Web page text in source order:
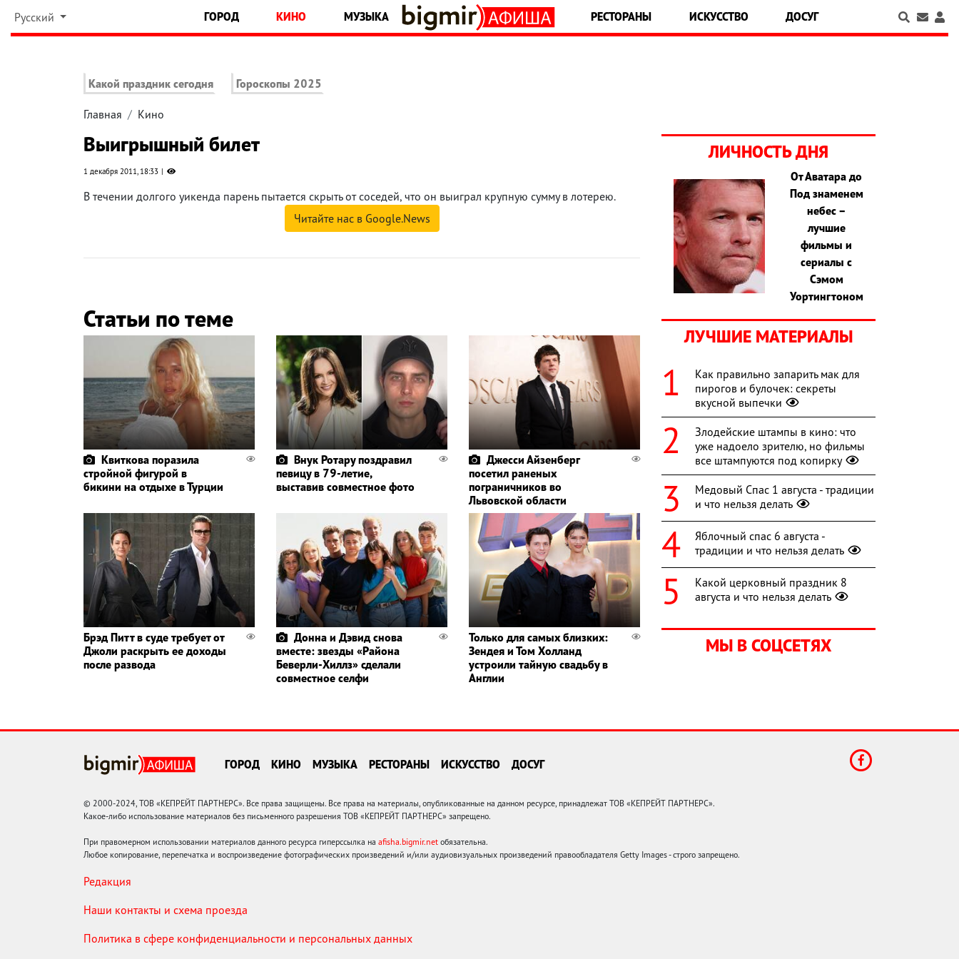
Русский ГОРОД КИНО МУЗЫКА РЕСТОРАНЫ ИСКУССТВО ДОСУГ
Какой праздник сегодня Гороскопы 2025
Главная Кино
Выигрышный билет
1 декабря 2011, 18:33
В течении долгого уикенда парень пытается скрыть от соседей, что он выиграл крупную сумму в лотерею.
Читайте нас в Google.News
Статьи по теме
Квиткова поразила
стройной фигурой в
бикини на отдыхе в Турции
Внук Ротару поздравил
певицу в 79-летие,
выставив совместное фото
Джесси Айзенберг
посетил раненых
пограничников во
Львовской области
Брэд Питт в суде требует от
Джоли раскрыть ее доходы
после развода
Донна и Дэвид снова
вместе: звезды «Района
Беверли-Хиллз» сделали
совместное селфи
Только для самых близких:
Зендея и Том Холланд
устроили тайную свадьбу в
Англии
ЛИЧНОСТЬ ДНЯ
От Аватара до
Под знаменем
небес –
лучшие
фильмы и
сериалы с
Сэмом
Уортингтоном
ЛУЧШИЕ МАТЕРИАЛЫ
Как правильно запарить мак для
пирогов и булочек: секреты
вкусной выпечки
Злодейские штампы в кино: что
уже надоело зрителю, но фильмы
все штампуются под копирку
Медовый Спас 1 августа - традиции
и что нельзя делать
Яблочный спас 6 августа -
традиции и что нельзя делать
Какой церковный праздник 8
августа и что нельзя делать
МЫ В СОЦСЕТЯХ
ГОРОД КИНО МУЗЫКА РЕСТОРАНЫ ИСКУССТВО ДОСУГ
© 2000-2024, ТОВ «КЕПРЕЙТ ПАРТНЕРС». Все права защищены. Все права на материалы, опубликованные на данном ресурсе, принадлежат ТОВ «КЕПРЕЙТ ПАРТНЕРС».
Какое-либо использование материалов без письменного разрешения ТОВ «КЕПРЕЙТ ПАРТНЕРС» запрещено.
При правомерном использовании материалов данного ресурса гиперссылка на afisha.bigmir.net обязательна.
Любое копирование, перепечатка и воспроизведение фотографических произведений и/или аудиовизуальных произведений правообладателя Getty Images - строго запрещено.
Редакция
Наши контакты и схема проезда
Политика в сфере конфиденциальности и персональных данных